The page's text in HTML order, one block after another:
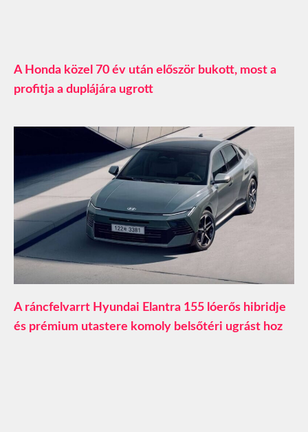
A Honda közel 70 év után először bukott, most a
profitja a duplájára ugrott
A ráncfelvarrt Hyundai Elantra 155 lóerős hibridje
és prémium utastere komoly belsőtéri ugrást hoz